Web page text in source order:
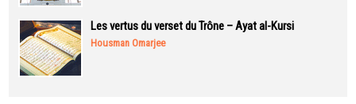
Les vertus du verset du Trône – Ayat al-Kursi
Housman Omarjee